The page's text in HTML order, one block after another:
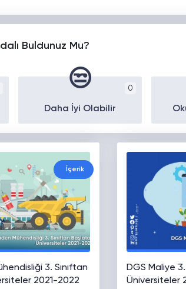
Buldunuz Mu?
0
😒
Daha İyi Olabilir
İçerik
3. Sınıftan
2021-2022
DGS Maliye
Üniversiteler